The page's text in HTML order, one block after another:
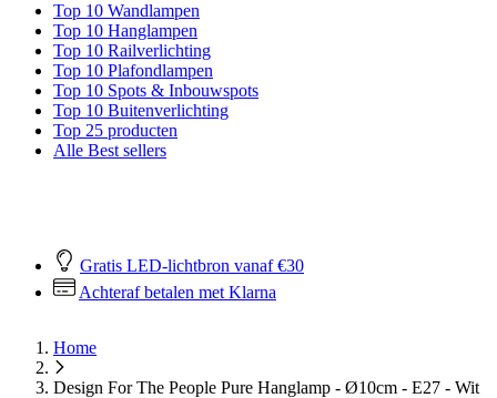
Top 10 Wandlampen
Top 10 Hanglampen
Top 10 Railverlichting
Top 10 Plafondlampen
Top 10 Spots & Inbouwspots
Top 10 Buitenverlichting
Top 25 producten
Alle Best sellers
Gratis LED-lichtbron vanaf €30
Achteraf betalen met Klarna
Home
Design For The People Pure Hanglamp - Ø10cm - E27 - Wit